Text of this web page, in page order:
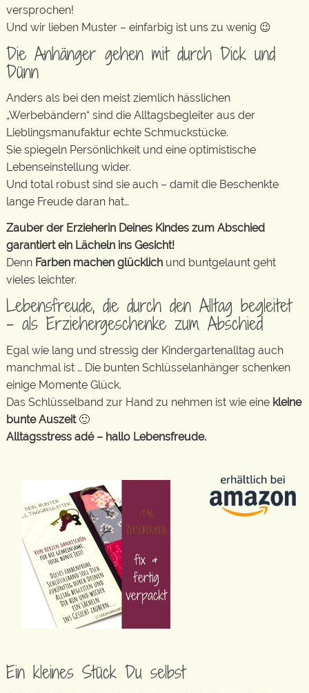
versprochen!
Und wir lieben Muster – einfarbig ist uns zu wenig 😉
Die Anhänger gehen mit durch Dick und
Dünn
Anders als bei den meist ziemlich hässlichen
„Werbebändern“ sind die Alltagsbegleiter aus der
Lieblingsmanufaktur echte Schmuckstücke.
Sie spiegeln Persönlichkeit und eine optimistische
Lebenseinstellung wider.
Und total robust sind sie auch – damit die Beschenkte
lange Freude daran hat…
Zauber der Erzieherin Deines Kindes zum Abschied
garantiert ein Lächeln ins Gesicht!
Denn Farben machen glücklich und buntgelaunt geht
vieles leichter.
Lebensfreude, die durch den Alltag begleitet
– als Erziehergeschenke zum Abschied
Egal wie lang und stressig der Kindergartenalltag auch
manchmal ist … Die bunten Schlüsselanhänger schenken
einige Momente Glück.
Das Schlüsselband zur Hand zu nehmen ist wie eine kleine
bunte Auszeit🙂
Alltagsstress adé – hallo Lebensfreude.
Ein kleines Stück Du selbst